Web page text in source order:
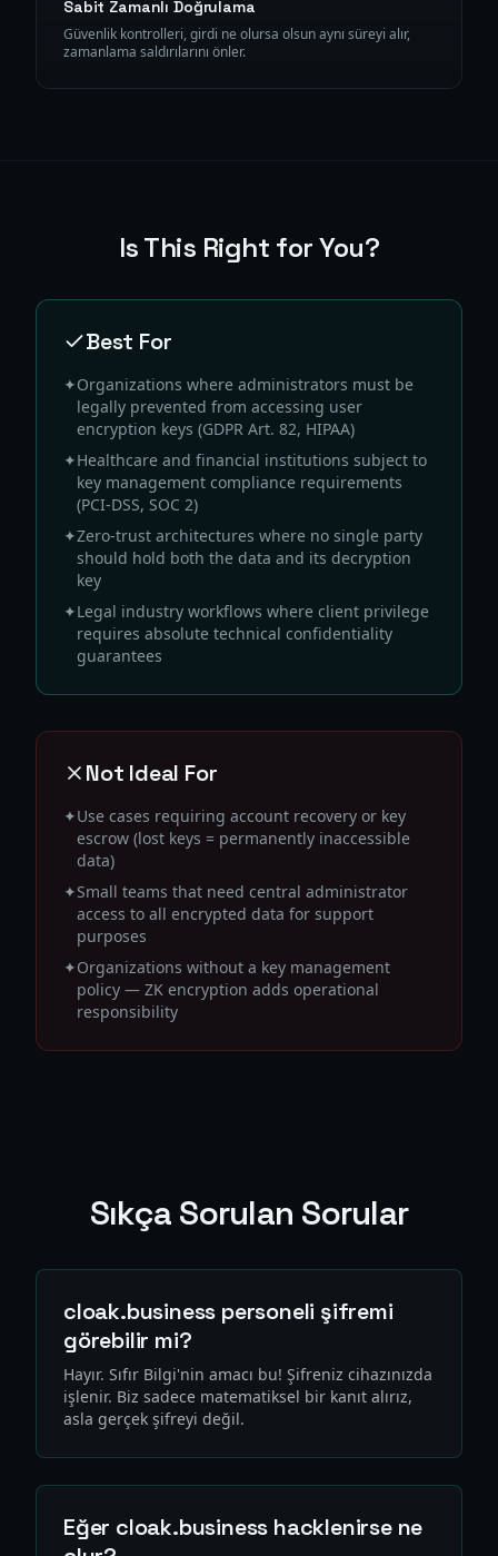
Sabit Zamanlı Doğrulama
Güvenlik kontrolleri, girdi ne olursa olsun aynı süreyi alır,
zamanlama saldırılarını önler.
Is This Right for You?
Best For
✦Organizations where administrators must be
legally prevented from accessing user
encryption keys (GDPR Art. 82, HIPAA)
✦Healthcare and financial institutions subject to
key management compliance requirements
(PCI-DSS, SOC 2)
✦Zero-trust architectures where no single party
should hold both the data and its decryption
key
✦Legal industry workflows where client privilege
requires absolute technical confidentiality
guarantees
Not Ideal For
✦Use cases requiring account recovery or key
escrow (lost keys = permanently inaccessible
data)
✦Small teams that need central administrator
access to all encrypted data for support
purposes
✦Organizations without a key management
policy — ZK encryption adds operational
responsibility
Sıkça Sorulan Sorular
cloak.business personeli şifremi
görebilir mi?
Hayır. Sıfır Bilgi'nin amacı bu! Şifreniz cihazınızda
işlenir. Biz sadece matematiksel bir kanıt alırız,
asla gerçek şifreyi değil.
Eğer cloak.business hacklenirse ne